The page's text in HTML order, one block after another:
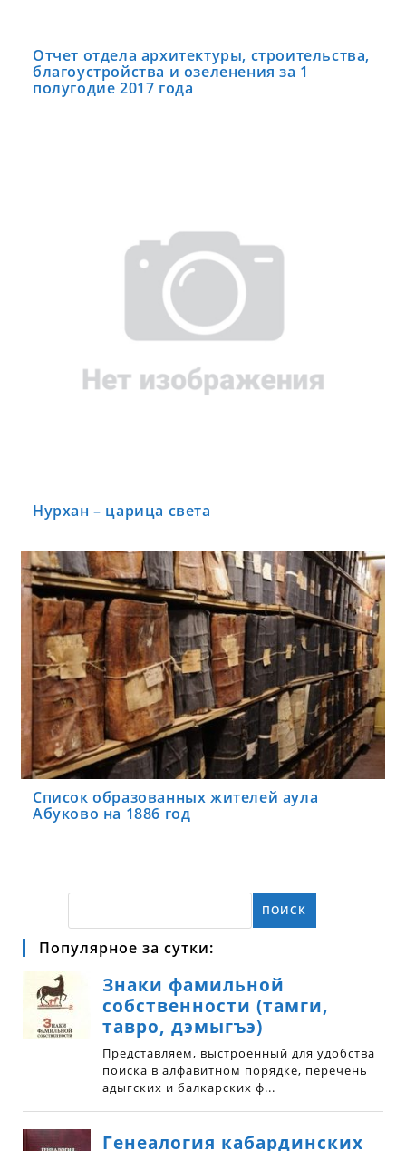
Отчет отдела архитектуры, строительства,
благоустройства и озеленения за 1
полугодие 2017 года
Нурхан – царица света
Список образованных жителей аула
Абуково на 1886 год
ПОИСК
Популярное за сутки: